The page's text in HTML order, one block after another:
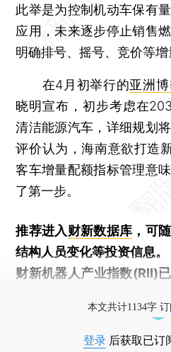
此举是为控制机动车保有
应用，未来逐步停止销售
明确排号、摇号、竞价等增
在4月初举行的亚洲
晓明宣布，初步考虑在
清洁能源汽车，详细规划
评价认为，海南意欲打造
客车增量配额指标管理意
了第一步。
推荐进入财新数据库 ，可
结构人员变化等投资信息。
财新机器人产业指数(RII)已
本文共计1134字
登录 后获取已订